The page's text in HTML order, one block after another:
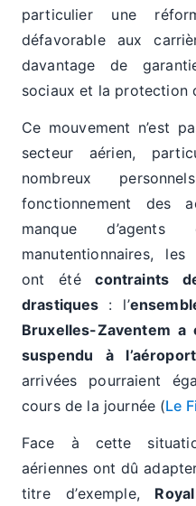
particulier une
défavorable aux
davantage de
sociaux et la protection
Ce mouvement n’est
secteur aérien,
nombreux
fonctionnement des
manque
manutentionnaires,
ont étécontraints
drastiques : l’
Bruxelles-Zaventem a
suspendu à
arrivées pourraient
cours de la journée (Le
Face à cette
aériennes ont dû
titre d’exemple,